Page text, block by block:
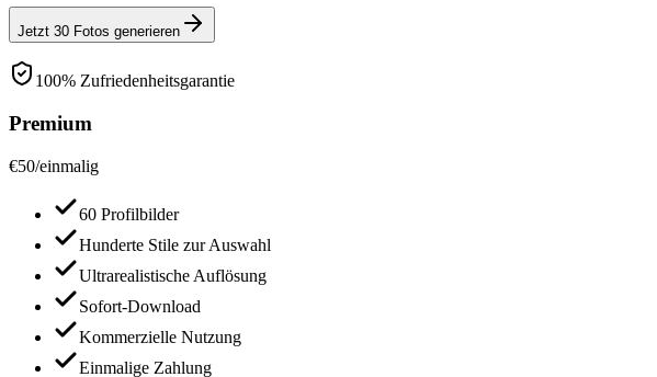
Jetzt 30 Fotos generieren
100% Zufriedenheitsgarantie
Premium
€50/einmalig
60 Profilbilder
Hunderte Stile zur Auswahl
Ultrarealistische Auflösung
Sofort-Download
Kommerzielle Nutzung
Einmalige Zahlung